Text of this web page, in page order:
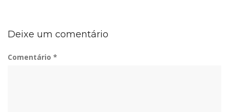
Deixe um comentário
Comentário *